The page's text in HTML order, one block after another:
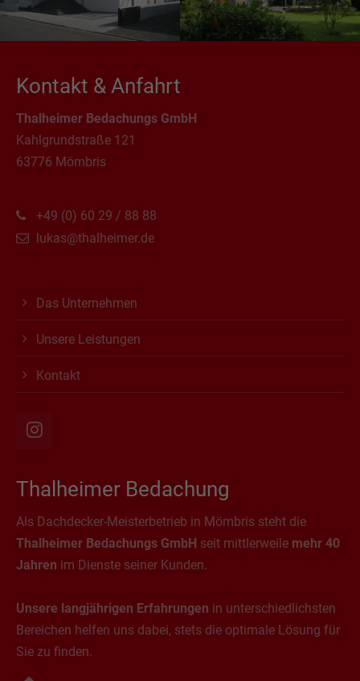
Kontakt & Anfahrt
Thalheimer Bedachungs GmbH
Kahlgrundstraße 121
63776 Mömbris
+49 (0) 60 29 / 88 88
lukas@thalheimer.de
Das Unternehmen
Unsere Leistungen
Kontakt
Thalheimer Bedachung
Als Dachdecker-Meisterbetrieb in Mömbris steht die
Thalheimer Bedachungs GmbH seit mittlerweile mehr 40
Jahren im Dienste seiner Kunden.
Unsere langjährigen Erfahrungen in unterschiedlichsten
Bereichen helfen uns dabei, stets die optimale Lösung für
Sie zu finden.